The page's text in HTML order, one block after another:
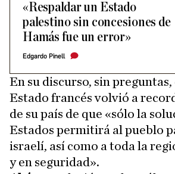
«Respaldar un Estado
palestino sin concesiones de
Hamás fue un error»
Edgardo Pinell
En su discurso, sin preguntas,
Estado francés volvió a
de su país de que «sólo la
Estados permitirá al pueblo
israelí, así como a toda la
y en seguridad».